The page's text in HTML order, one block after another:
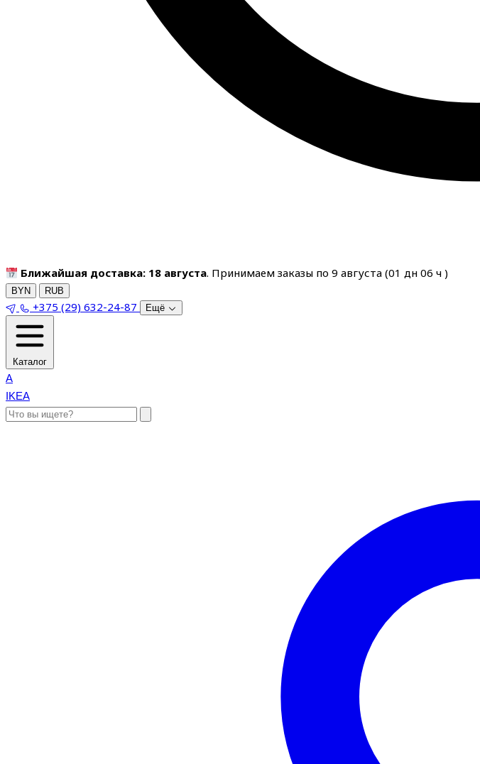
Ближайшая доставка: 18 августа. Принимаем заказы по 9 августа (01 дн06 ч)
BYN RUB
+375 (29) 632-24-87 Ещё
Каталог
A
IKEA